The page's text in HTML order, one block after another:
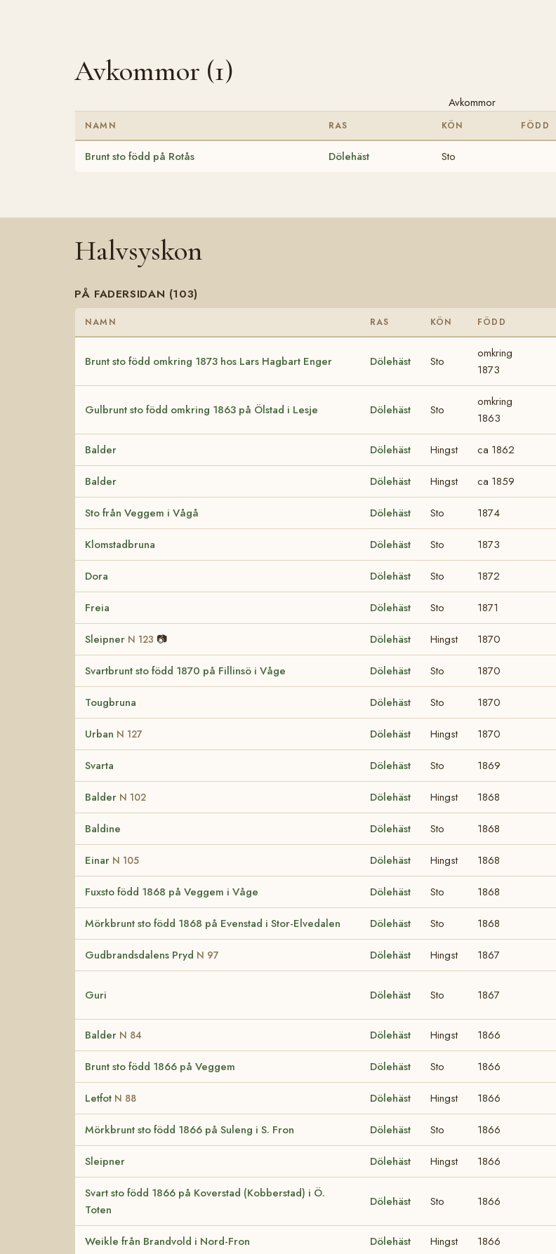
Avkommor (1)
Avkommor
NAMN RAS KÖN FÖDD
Brunt sto född på Rotås Dölehäst Sto
Halvsyskon
PÅ FADERSIDAN (103)
NAMN RAS KÖN FÖDD
Brunt sto född omkring 1873 hos Lars Hagbart Enger Dölehäst Sto
omkring
1873
Gulbrunt sto född omkring 1863 på Ölstad i Lesje Dölehäst Sto
omkring
1863
Balder Dölehäst Hingst ca 1862
Balder Dölehäst Hingst ca 1859
Sto från Veggem i Vågå Dölehäst Sto 1874
Klomstadbruna Dölehäst Sto 1873
Dora Dölehäst Sto 1872
Freia Dölehäst Sto 1871
Sleipner N 123 📷 Dölehäst Hingst 1870
Svartbrunt sto född 1870 på Fillinsö i Våge Dölehäst Sto 1870
Tougbruna Dölehäst Sto 1870
Urban N 127 Dölehäst Hingst 1870
Svarta Dölehäst Sto 1869
Balder N 102 Dölehäst Hingst 1868
Baldine Dölehäst Sto 1868
Einar N 105 Dölehäst Hingst 1868
Fuxsto född 1868 på Veggem i Våge Dölehäst Sto 1868
Mörkbrunt sto född 1868 på Evenstad i Stor-Elvedalen Dölehäst Sto 1868
Gudbrandsdalens Pryd N 97 Dölehäst Hingst 1867
Guri Dölehäst Sto 1867
Balder N 84 Dölehäst Hingst 1866
Brunt sto född 1866 på Veggem Dölehäst Sto 1866
Letfot N 88 Dölehäst Hingst 1866
Mörkbrunt sto född 1866 på Suleng i S. Fron Dölehäst Sto 1866
Sleipner Dölehäst Hingst 1866
Svart sto född 1866 på Koverstad (Kobberstad) i Ö.
Toten
Dölehäst Sto 1866
Weikle från Brandvold i Nord-Fron Dölehäst Hingst 1866